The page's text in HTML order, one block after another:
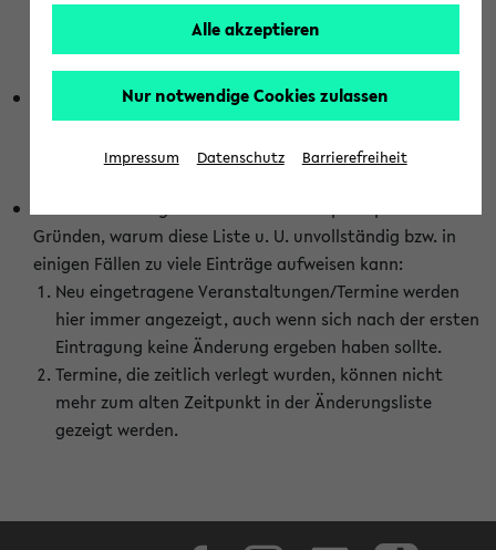
wurden. Die Anzeige ist semesterübergreifend und nicht
abhängig vom im eKVV gewählten Semester.
Die hier gezeigte Liste von Raumänderungen kann nur
vollständig sein, wenn den Fakultäten von den Lehrenden
die Änderungen zeitnah mitgeteilt und diese Änderungen
Gründen, warum diese Liste u. U. unvollständig bzw. in
einigen Fällen zu viele Einträge aufweisen kann:
Neu eingetragene Veranstaltungen/Termine werden
hier immer angezeigt, auch wenn sich nach der ersten
Eintragung keine Änderung ergeben haben sollte.
Termine, die zeitlich verlegt wurden, können nicht
mehr zum alten Zeitpunkt in der Änderungsliste
gezeigt werden.
Alle akzeptieren
Nur notwendige Cookies zulassen
Impressum Datenschutz Barrierefreiheit